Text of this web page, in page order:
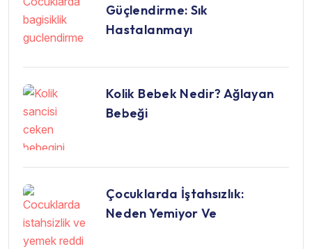
Güçlendirme: Sık
Hastalanmayı
Kolik Bebek Nedir? Ağlayan
Bebeği
Çocuklarda İştahsızlık:
Neden Yemiyor Ve